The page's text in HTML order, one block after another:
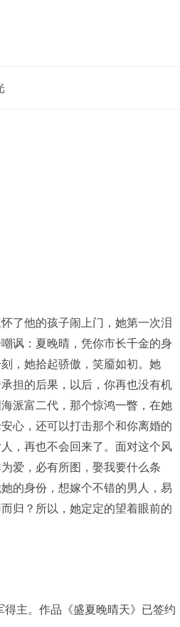
了他的孩子闹上门，她第一次泪
讽：夏晚晴，凭你市长千金的身
，她拾起骄傲，笑靥如初。她
担的后果，以后，你再也没有机
派富二代，那个惊鸿一瞥，在她
心，还可以打击那个和你离婚的
，再也不会回来了。面对这个风
爱，必有所图，娶我要什么条
的身份，想嫁个不错的男人，易
归？所以，她定定的望着眼前的
主。作品《盛夏晚晴天》已签约